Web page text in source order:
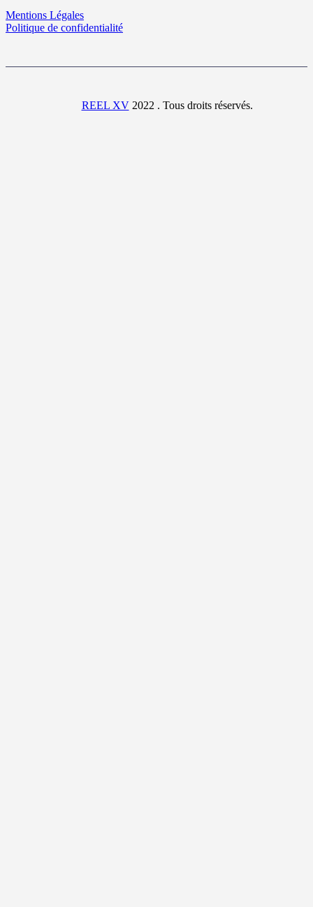
Mentions Légales
Politique de confidentialité
REEL XV2022 . Tous droits réservés.